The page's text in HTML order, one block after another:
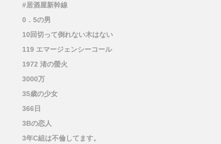
#居酒屋新幹線
0．5の男
10回切って倒れない木はない
119 エマージェンシーコール
1972 渚の螢火
3000万
35歳の少女
366日
3Bの恋人
3年C組は不倫してます。